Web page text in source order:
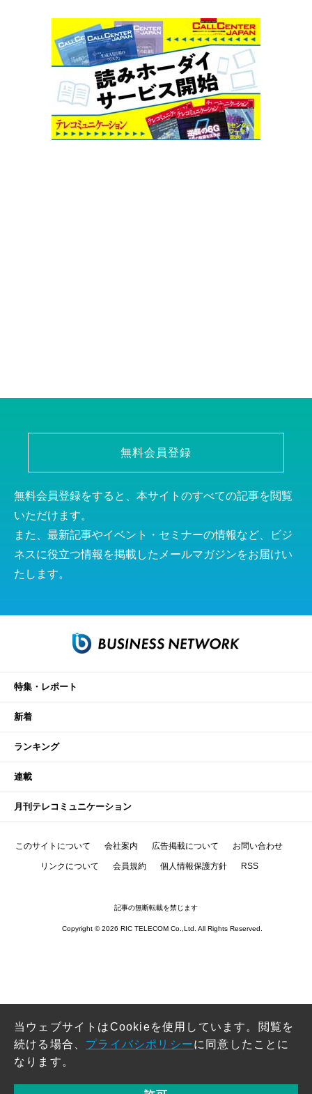
無料会員登録
無料会員登録をすると、本サイトのすべての記事を閲覧
いただけます。
また、最新記事やイベント・セミナーの情報など、ビジ
ネスに役立つ情報を掲載したメールマガジンをお届けい
たします。
特集・レポート
新着
ランキング
連載
月刊テレコミュニケーション
このサイトについて 会社案内 広告掲載について お問い合わせ
リンクについて 会員規約 個人情報保護方針 RSS
記事の無断転載を禁じます
Copyright © 2026 RIC TELECOM Co.,Ltd. All Rights Reserved.
当ウェブサイトはCookieを使用しています。閲覧を
続ける場合、 プライバシポリシーに同意したことに
なります。